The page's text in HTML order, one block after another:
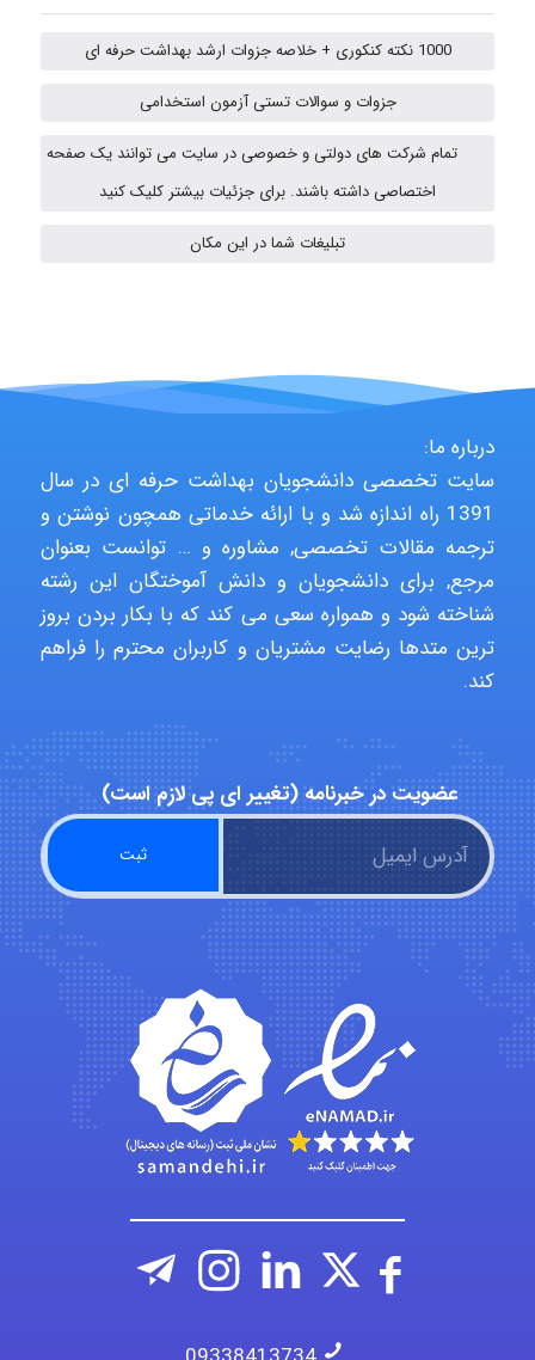
HaddadiMahsa
Niloofar
USER124
abolfazlkoshehe
abolfazlkoshehe
A.balandeh
fatima
1000 نکته کنکوری + خلاصه جزوات ارشد بهداشت حرفه ای
جزوات و سوالات تستی آزمون استخدامی
تمام شرکت های دولتی و خصوصی در سایت می توانند یک صفحه
اختصاصی داشته باشند. برای جزئیات بیشتر کلیک کنید
تبلیغات شما در این مکان
درباره ما:
سایت تخصصی دانشجویان بهداشت حرفه ای در سال
1391 راه اندازه شد و با ارائه خدماتی همچون نوشتن و
ترجمه مقالات تخصصی, مشاوره و … توانست بعنوان
مرجع, برای دانشجویان و دانش آموختگان این رشته
شناخته شود و همواره سعی می کند که با بکار بردن بروز
ترین متدها رضایت مشتریان و کاربران محترم را فراهم
کند.
عضویت در خبرنامه (تغییر ای پی لازم است)